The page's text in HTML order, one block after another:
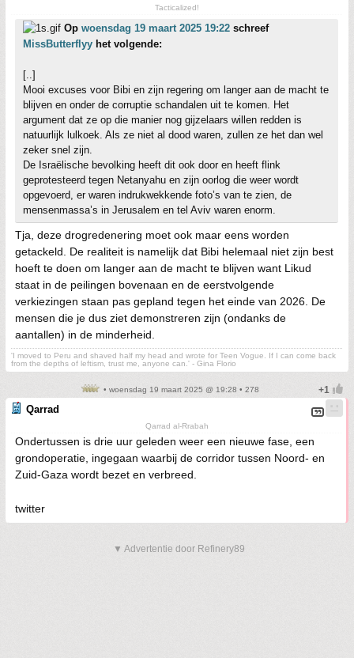
Tacticalized!
Op woensdag 19 maart 2025 19:22 schreef
MissButterflyy het volgende:
[..]
Mooi excuses voor Bibi en zijn regering om langer aan de macht te
blijven en onder de corruptie schandalen uit te komen. Het
argument dat ze op die manier nog gijzelaars willen redden is
natuurlijk lulkoek. Als ze niet al dood waren, zullen ze het dan wel
zeker snel zijn.
De Israëlische bevolking heeft dit ook door en heeft flink
geprotesteerd tegen Netanyahu en zijn oorlog die weer wordt
opgevoerd, er waren indrukwekkende foto’s van te zien, de
mensenmassa’s in Jerusalem en tel Aviv waren enorm.
Tja, deze drogredenering moet ook maar eens worden
getackeld. De realiteit is namelijk dat Bibi helemaal niet zijn best
hoeft te doen om langer aan de macht te blijven want Likud
staat in de peilingen bovenaan en de eerstvolgende
verkiezingen staan pas gepland tegen het einde van 2026. De
mensen die je dus ziet demonstreren zijn (ondanks de
aantallen) in de minderheid.
'I moved to Peru and shaved half my head and wrote for Teen Vogue. If I can come back
from the depths of leftism, trust me, anyone can.' - Gina Florio
• woensdag 19 maart 2025 @ 19:28 • 278
Qarrad
Qarrad al-Rrabah
Ondertussen is drie uur geleden weer een nieuwe fase, een
grondoperatie, ingegaan waarbij de corridor tussen Noord- en
Zuid-Gaza wordt bezet en verbreed.
twitter
▼ Advertentie door Refinery89